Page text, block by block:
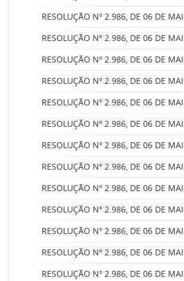
RESOLUÇÃO Nº 2.986, DE 06 DE
RESOLUÇÃO Nº 2.986, DE 06 DE
RESOLUÇÃO Nº 2.986, DE 06 DE
RESOLUÇÃO Nº 2.986, DE 06 DE
RESOLUÇÃO Nº 2.986, DE 06 DE
RESOLUÇÃO Nº 2.986, DE 06 DE
RESOLUÇÃO Nº 2.986, DE 06 DE
RESOLUÇÃO Nº 2.986, DE 06 DE
RESOLUÇÃO Nº 2.986, DE 06 DE
RESOLUÇÃO Nº 2.986, DE 06 DE
RESOLUÇÃO Nº 2.986, DE 06 DE
RESOLUÇÃO Nº 2.986, DE 06 DE
RESOLUÇÃO Nº 2.986, DE 06 DE